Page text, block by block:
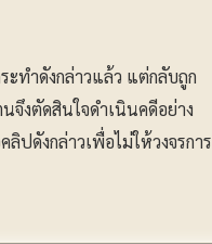
ะทำดังกล่าวแล้ว แต่กลับถูก
จึงตัดสินใจดำเนินคดีอย่าง
ปดังกล่าวเพื่อไม่ให้วงจรการ